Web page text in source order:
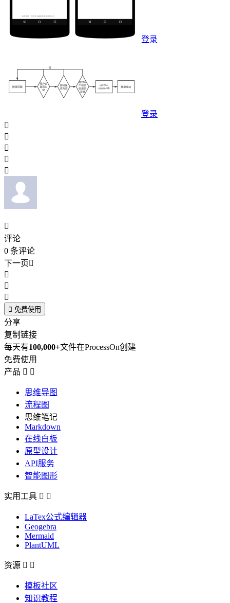
登录
登录






评论
0 条评论
下一页



 免费使用
分享
复制链接
每天有100,000+文件在ProcessOn创建
免费使用
产品  
思维导图
流程图
思维笔记
Markdown
在线白板
原型设计
API服务
智能图形
实用工具  
LaTex公式编辑器
Geogebra
Mermaid
PlantUML
资源  
模板社区
知识教程